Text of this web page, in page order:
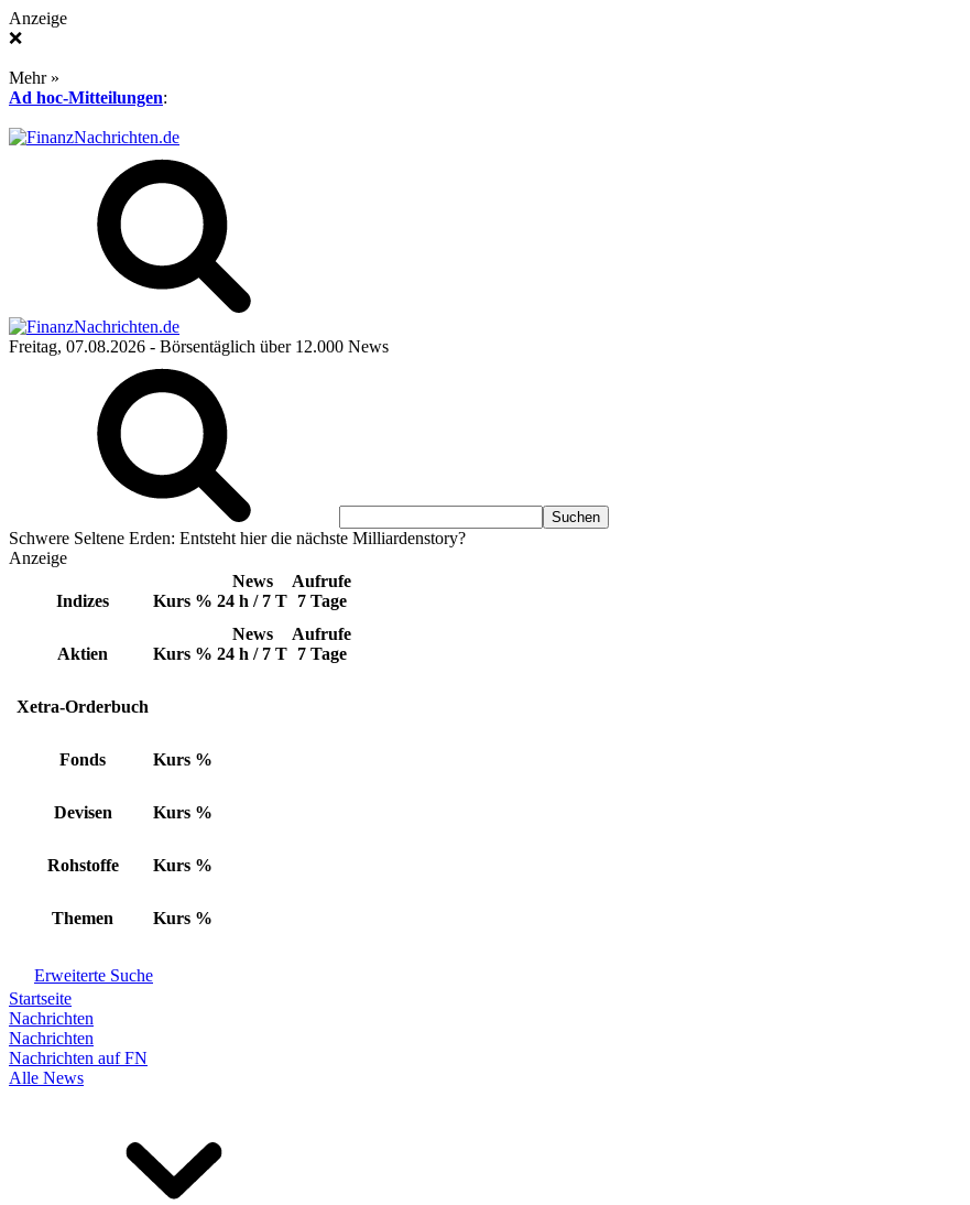
Anzeige
❌
Mehr »
Ad hoc-Mitteilungen:
Freitag, 07.08.2026 - Börsentäglich über 12.000 News
Schwere Seltene Erden: Entsteht hier die nächste Milliardenstory?
Anzeige
Indizes Kurs %
News
24 h / 7 T
Aufrufe
7 Tage
Aktien Kurs %
News
24 h / 7 T
Aufrufe
7 Tage
Xetra-Orderbuch
Fonds Kurs %
Devisen Kurs %
Rohstoffe Kurs %
Themen Kurs %
Erweiterte Suche
Startseite
Nachrichten
Nachrichten
Nachrichten auf FN
Alle News